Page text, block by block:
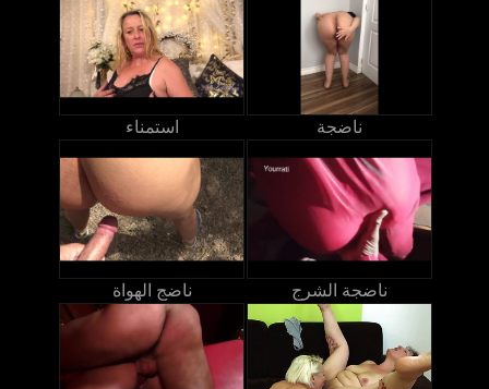
استمناء ناضجة
ناضج الهواة ناضجة الشرج